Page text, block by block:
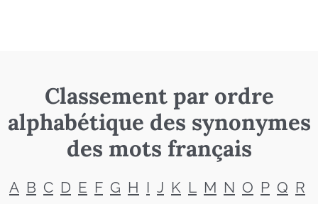
Classement par ordre
alphabétique des synonymes
des mots français
A B C D E F G H I J K L M N O P Q R